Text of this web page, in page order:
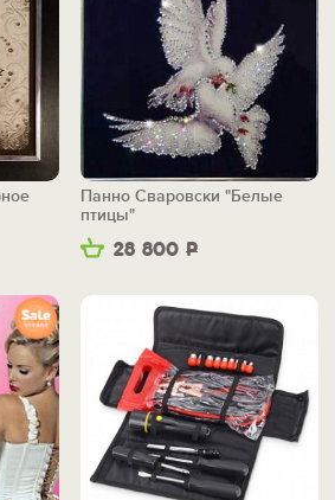
28 800 Р
Панно Сваровски "Белые
птицы"